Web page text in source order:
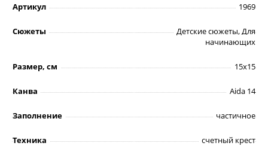
Артикул 1969
Сюжеты
Детские сюжеты, Для
начинающих
Размер, см 15х15
Канва Aida 14
Заполнение частичное
Техника счетный крест